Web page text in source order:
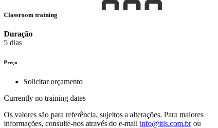
Classroom training
Duração
5 dias
Preço
Solicitar orçamento
Currently no training dates
Os valores são para referência, sujeitos a alterações. Para maiores
informações, consulte-nos através do e-mail info@itls.com.brou